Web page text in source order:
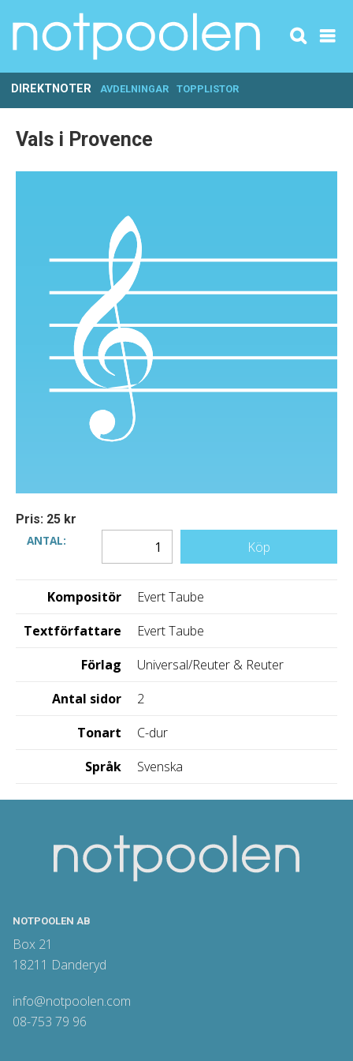
DIREKTNOTER AVDELNINGAR TOPPLISTOR
Vals i Provence
Pris: 25 kr
ANTAL:
Köp
Kompositör
Evert Taube
Textförfattare
Evert Taube
Förlag
Universal/Reuter & Reuter
Antal sidor
2
Tonart
C-dur
Språk
Svenska
NOTPOOLEN AB
Box 21
18211 Danderyd
info@notpoolen.com
08-753 79 96